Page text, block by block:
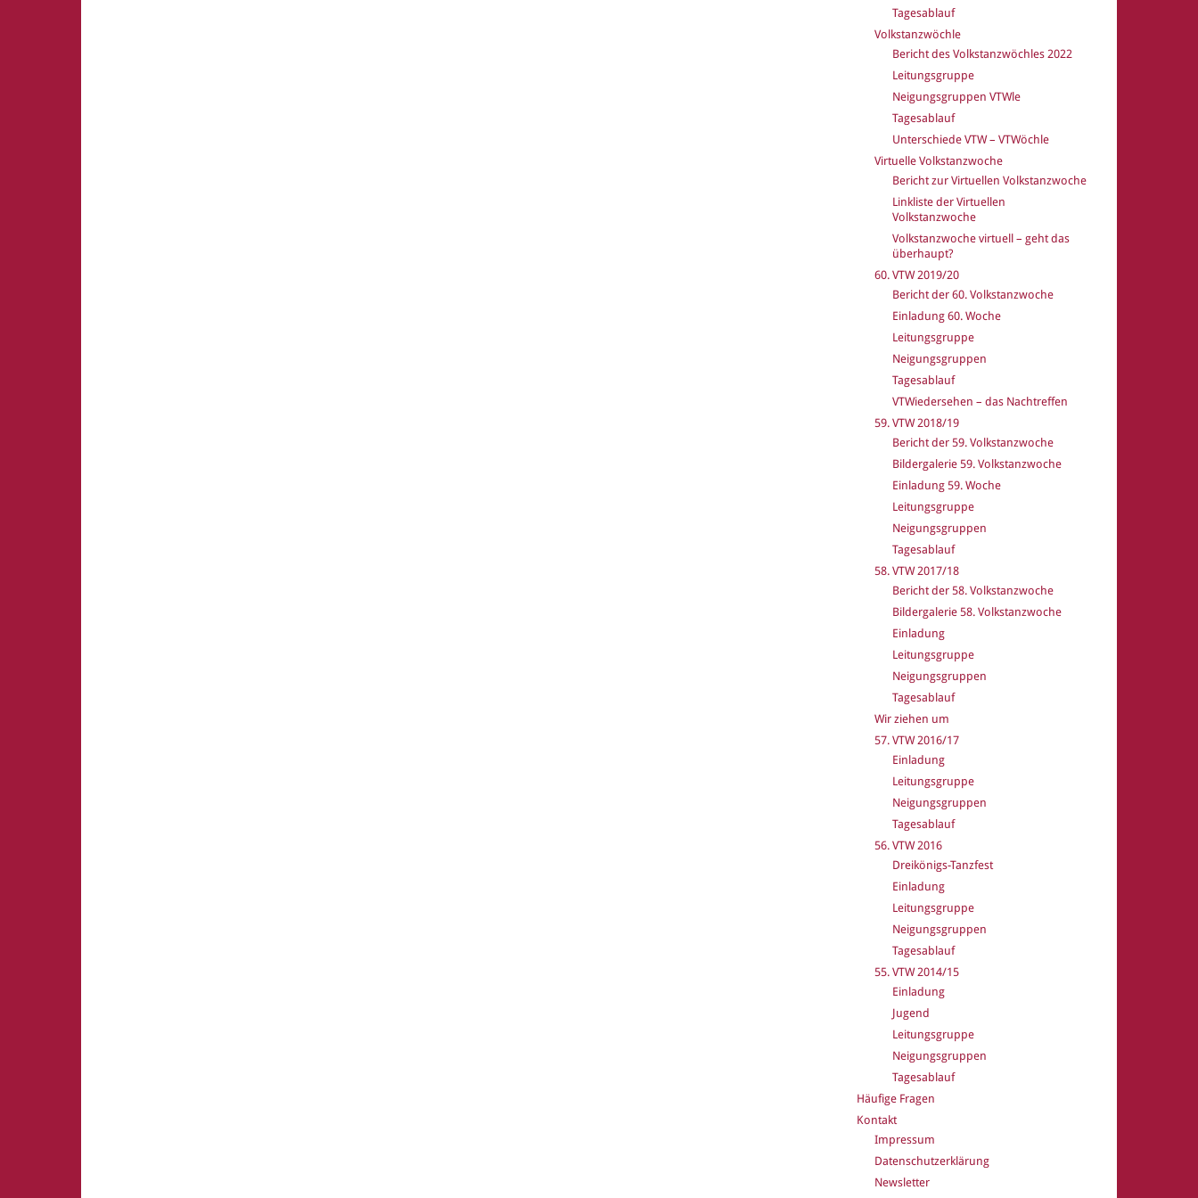
Tagesablauf
Volkstanzwöchle
Bericht des Volkstanzwöchles 2022
Leitungsgruppe
Neigungsgruppen VTWle
Tagesablauf
Unterschiede VTW – VTWöchle
Virtuelle Volkstanzwoche
Bericht zur Virtuellen Volkstanzwoche
Linkliste der Virtuellen
Volkstanzwoche
Volkstanzwoche virtuell – geht das
überhaupt?
60. VTW 2019/20
Bericht der 60. Volkstanzwoche
Einladung 60. Woche
Leitungsgruppe
Neigungsgruppen
Tagesablauf
VTWiedersehen – das Nachtreffen
59. VTW 2018/19
Bericht der 59. Volkstanzwoche
Bildergalerie 59. Volkstanzwoche
Einladung 59. Woche
Leitungsgruppe
Neigungsgruppen
Tagesablauf
58. VTW 2017/18
Bericht der 58. Volkstanzwoche
Bildergalerie 58. Volkstanzwoche
Einladung
Leitungsgruppe
Neigungsgruppen
Tagesablauf
Wir ziehen um
57. VTW 2016/17
Einladung
Leitungsgruppe
Neigungsgruppen
Tagesablauf
56. VTW 2016
Dreikönigs-Tanzfest
Einladung
Leitungsgruppe
Neigungsgruppen
Tagesablauf
55. VTW 2014/15
Einladung
Jugend
Leitungsgruppe
Neigungsgruppen
Tagesablauf
Häufige Fragen
Kontakt
Impressum
Datenschutzerklärung
Newsletter